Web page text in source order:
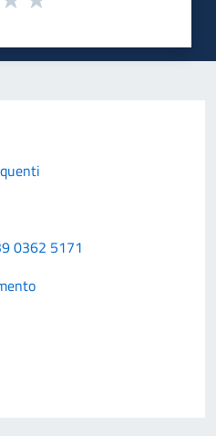
0362 5171